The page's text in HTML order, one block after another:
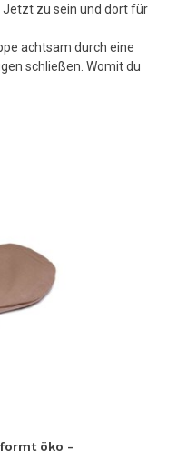
Jetzt zu sein und dort für
achtsam durch eine
schließen. Womit du
öko -